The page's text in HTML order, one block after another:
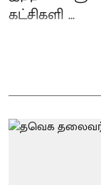
கட்சிகளி ...